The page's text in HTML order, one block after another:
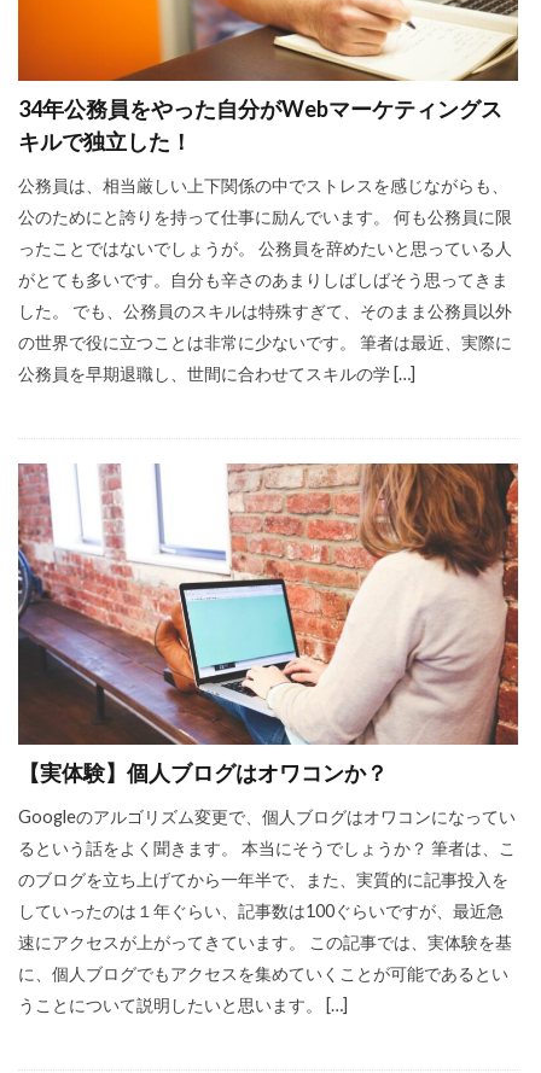
34年公務員をやった自分がWebマーケティングス
キルで独立した！
公務員は、相当厳しい上下関係の中でストレスを感じながらも、
公のためにと誇りを持って仕事に励んでいます。 何も公務員に限
ったことではないでしょうが。 公務員を辞めたいと思っている人
がとても多いです。自分も辛さのあまりしばしばそう思ってきま
した。 でも、公務員のスキルは特殊すぎて、そのまま公務員以外
の世界で役に立つことは非常に少ないです。 筆者は最近、実際に
公務員を早期退職し、世間に合わせてスキルの学 […]
【実体験】個人ブログはオワコンか？
Googleのアルゴリズム変更で、個人ブログはオワコンになってい
るという話をよく聞きます。 本当にそうでしょうか？ 筆者は、こ
のブログを立ち上げてから一年半で、また、実質的に記事投入を
していったのは１年ぐらい、記事数は100ぐらいですが、最近急
速にアクセスが上がってきています。 この記事では、実体験を基
に、個人ブログでもアクセスを集めていくことが可能であるとい
うことについて説明したいと思います。 […]
検索